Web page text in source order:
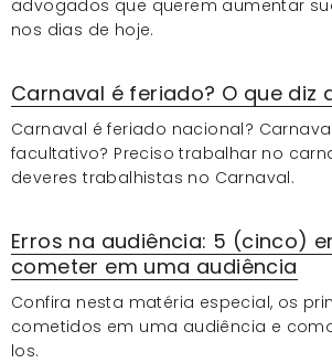
advogados que querem aumentar
nos dias de hoje.
Carnaval é feriado? O que diz
Carnaval é feriado nacional?
facultativo? Preciso trabalhar no
deveres trabalhistas no Carnaval.
Erros na audiência: 5 (cinco)
cometer em uma audiência
Confira nesta matéria especial, os
cometidos em uma audiência e
los.